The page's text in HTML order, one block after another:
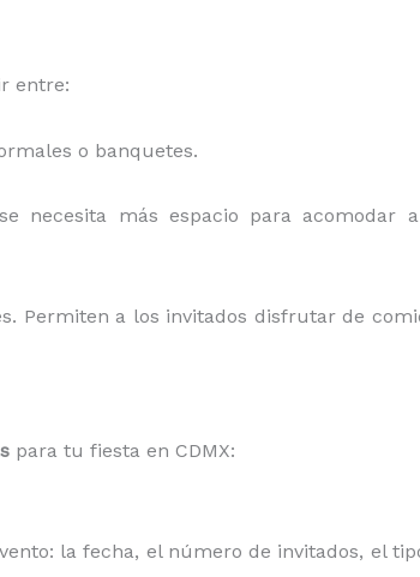
entre:
o banquetes.
necesita más espacio para acomodar
Permiten a los invitados disfrutar de
para tu fiesta en CDMX:
la fecha, el número de invitados, el